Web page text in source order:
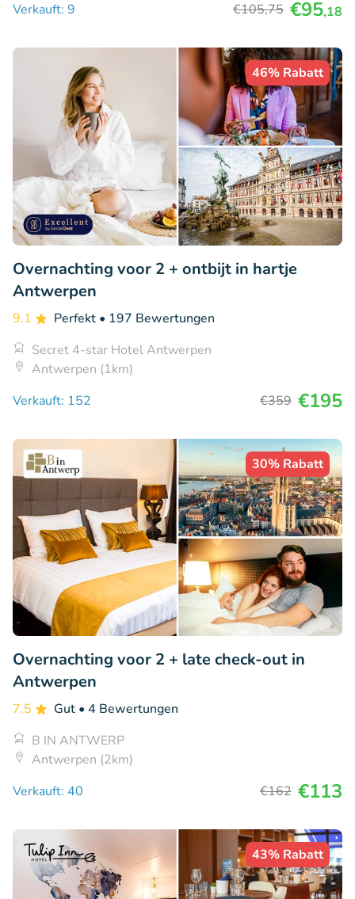
Verkauft: 9 €105,75 €95,18
46% Rabatt
Overnachting voor 2 + ontbijt in hartje
Antwerpen
9.1 Perfekt • 197 Bewertungen
Secret 4-star Hotel Antwerpen
Antwerpen (1km)
Verkauft: 152
€359 €195
30% Rabatt
Overnachting voor 2 + late check-out in
Antwerpen
7.5 Gut • 4 Bewertungen
B IN ANTWERP
Antwerpen (2km)
Verkauft: 40
€162 €113
43% Rabatt